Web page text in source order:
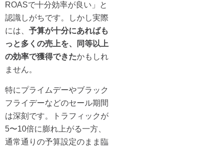
ROASで十分効率が良い」と
認識しがちです。しかし実際
には、 予算が十分にあればも
っと多くの売上を、同等以上
の効率で獲得できたかもしれ
ません。
特にプライムデーやブラック
フライデーなどのセール期間
は深刻です。トラフィックが
5〜10倍に膨れ上がる一方、
通常通りの予算設定のまま臨